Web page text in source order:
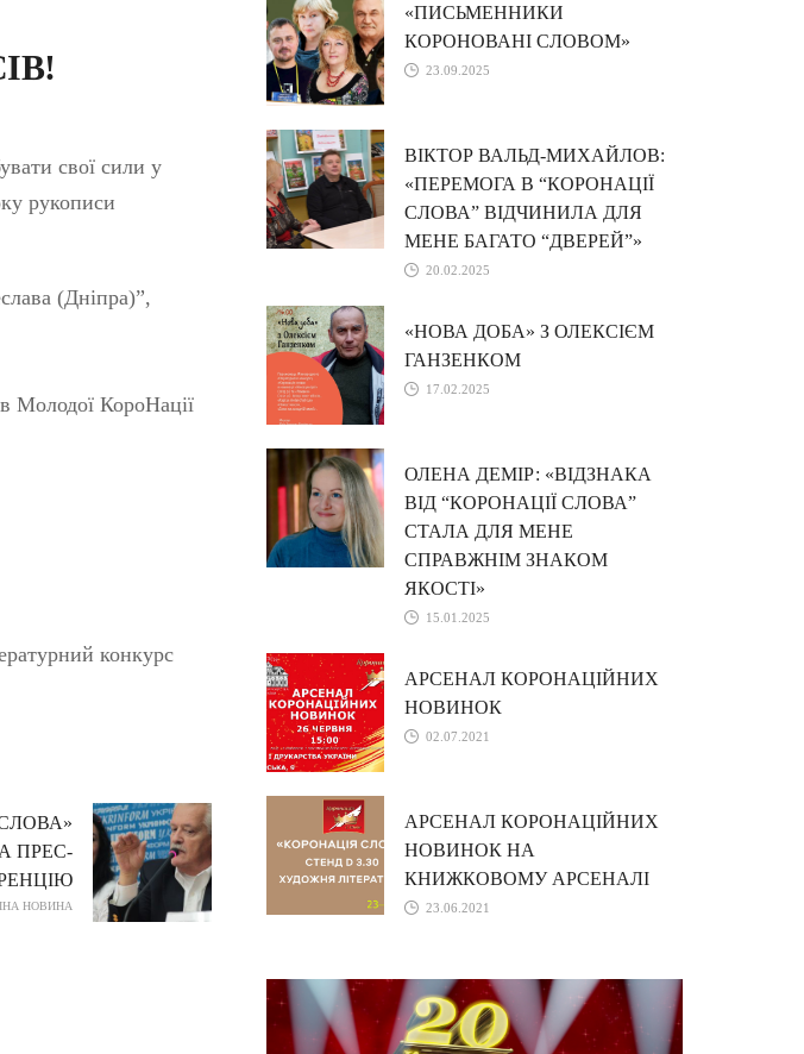
свої сили у
рукописи
(Дніпра)”,
Молодої КороНації
конкурс
ПРЕС-
НОВИНА
«ПИСЬМЕННИКИ
КОРОНОВАНІ СЛОВОМ»
23.09.2025
ВІКТОР ВАЛЬД-МИХАЙЛОВ:
«ПЕРЕМОГА В “КОРОНАЦІЇ
СЛОВА” ВІДЧИНИЛА ДЛЯ
МЕНЕ БАГАТО “ДВЕРЕЙ”»
20.02.2025
«НОВА ДОБА» З ОЛЕКСІЄМ
ГАНЗЕНКОМ
17.02.2025
ОЛЕНА ДЕМІР: «ВІДЗНАКА
ВІД “КОРОНАЦІЇ СЛОВА”
СТАЛА ДЛЯ МЕНЕ
СПРАВЖНІМ ЗНАКОМ
ЯКОСТІ»
15.01.2025
АРСЕНАЛ КОРОНАЦІЙНИХ
НОВИНОК
02.07.2021
АРСЕНАЛ КОРОНАЦІЙНИХ
НОВИНОК НА
КНИЖКОВОМУ АРСЕНАЛІ
23.06.2021